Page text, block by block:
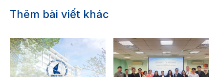
Thêm bài viết khác